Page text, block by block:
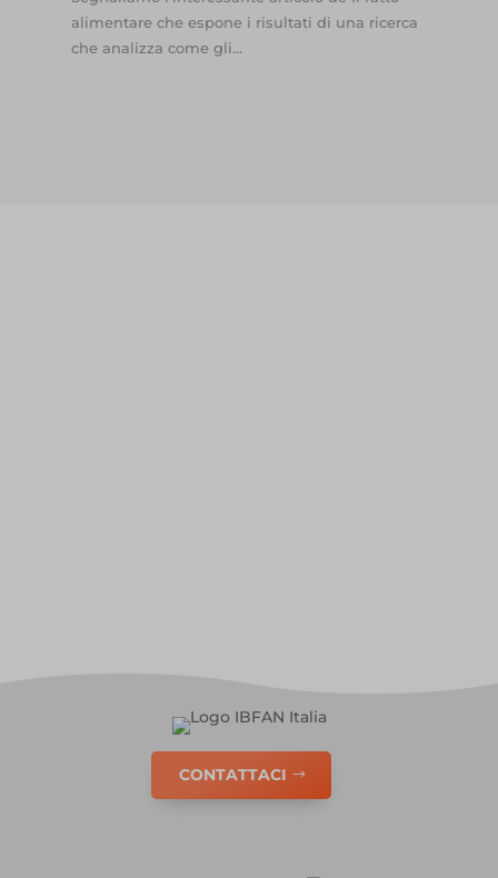
alimentare che espone i risultati di una ricerca
che analizza come gli...
CONTATTACI